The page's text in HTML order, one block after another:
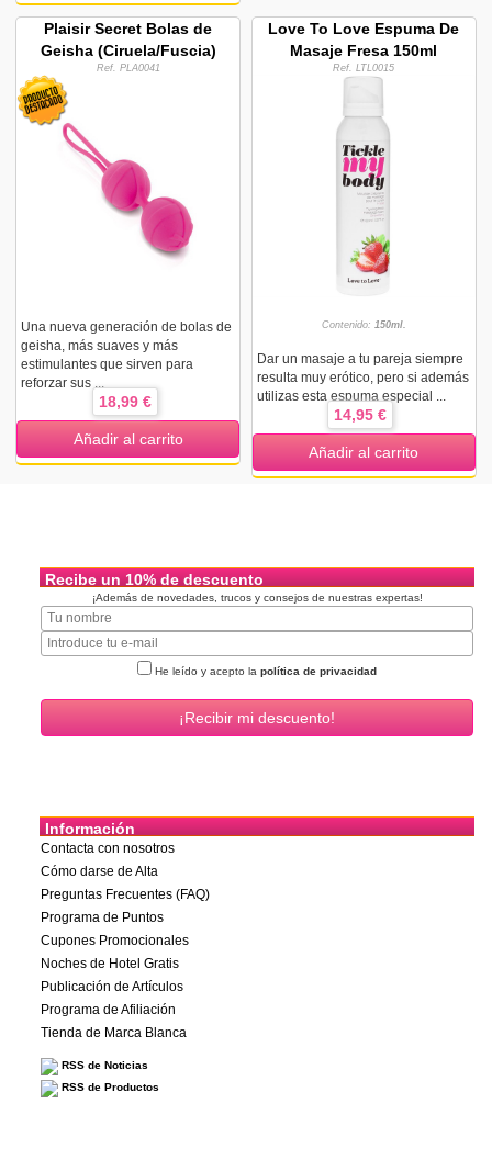
Plaisir Secret Bolas de
Geisha (Ciruela/Fuscia)
Ref. PLA0041
Una nueva generación de bolas de
geisha, más suaves y más
estimulantes que sirven para
reforzar sus ...
18,99 €
Añadir al carrito
Love To Love Espuma De
Masaje Fresa 150ml
Ref. LTL0015
Contenido: 150ml.
Dar un masaje a tu pareja siempre
resulta muy erótico, pero si además
utilizas esta espuma especial ...
14,95 €
Añadir al carrito
Recibe un 10% de descuento
¡Además de novedades, trucos y consejos de nuestras expertas!
He leído y acepto la política de privacidad
Información
Contacta con nosotros
Cómo darse de Alta
Preguntas Frecuentes (FAQ)
Programa de Puntos
Cupones Promocionales
Noches de Hotel Gratis
Publicación de Artículos
Programa de Afiliación
Tienda de Marca Blanca
RSS de Noticias
RSS de Productos